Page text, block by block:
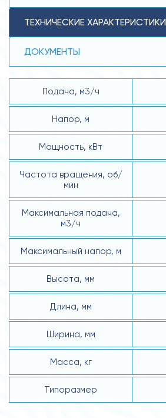
ТЕХНИЧЕСКИЕ ХАРАКТЕРИСТИКИ
ДОКУМЕНТЫ
Подача, м3/ч
Напор, м
Мощность, кВт
Частота вращения, об/
мин
Максимальная подача,
м3/ч
Максимальный напор, м
Высота, мм
Длина, мм
Ширина, мм
Масса, кг
Типоразмер